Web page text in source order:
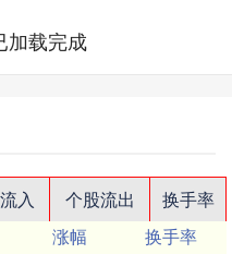
加载完成
入 个股流出
换手率
涨幅
换手率